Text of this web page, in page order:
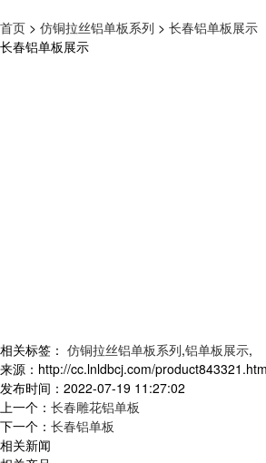
首页 > 仿铜拉丝铝单板系列 > 长春铝单板展示
长春铝单板展示
相关标签： 仿铜拉丝铝单板系列,铝单板展示,
来源：http://cc.lnldbcj.com/
发布时间：2022-07-19 11:27:02
上一个： 长春雕花铝单板
下一个： 长春铝单板
相关新闻